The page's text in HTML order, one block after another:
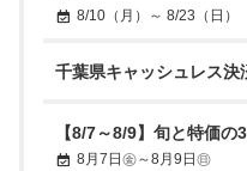
8/10（月）～ 8/23（日）
千葉県キャッシュレス決
【8/7～8/9】旬と特価の
8月7日㊎～8月9日㊐